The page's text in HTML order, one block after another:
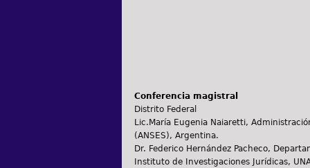
Conferencia magistral
Distrito Federal
Lic.María Eugenia Naiaretti,
(ANSES), Argentina.
Dr. Federico Hernández Pacheco,
Instituto de Investigaciones Jurídicas,